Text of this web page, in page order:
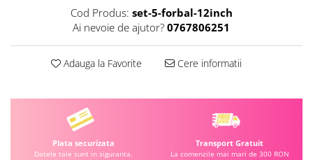
Cod Produs: set-5-forbal-12inch
Ai nevoie de ajutor? 0767806251
Adauga la Favorite Cere informatii
Plata securizata
Datele tale sunt in siguranta.
Transport Gratuit
La comenzile mai mari de 300 RON